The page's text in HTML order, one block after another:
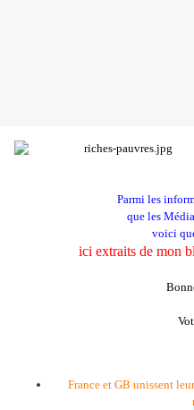
Parmi les
que les
voici
ici extraits de mon
France et GB unissent